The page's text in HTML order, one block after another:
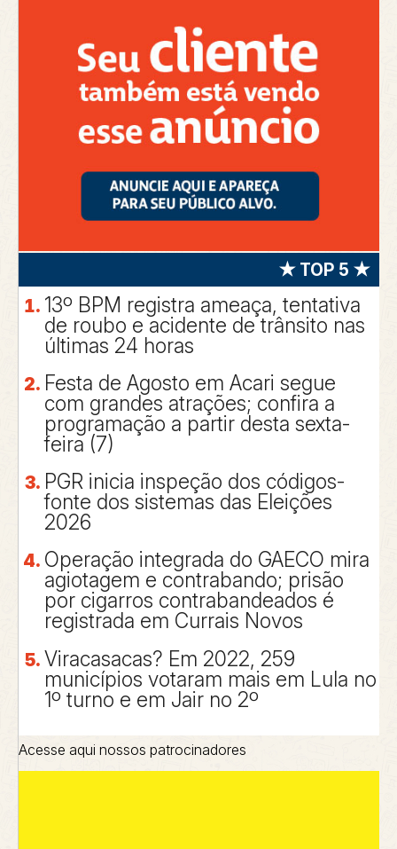
★ TOP 5 ★
13º BPM registra ameaça, tentativa
de roubo e acidente de trânsito nas
últimas 24 horas
Festa de Agosto em Acari segue
com grandes atrações; confira a
programação a partir desta sexta-
feira (7)
PGR inicia inspeção dos códigos-
fonte dos sistemas das Eleições
2026
Operação integrada do GAECO mira
agiotagem e contrabando; prisão
por cigarros contrabandeados é
registrada em Currais Novos
Viracasacas? Em 2022, 259
municípios votaram mais em Lula no
1º turno e em Jair no 2º
Acesse aqui nossos patrocinadores